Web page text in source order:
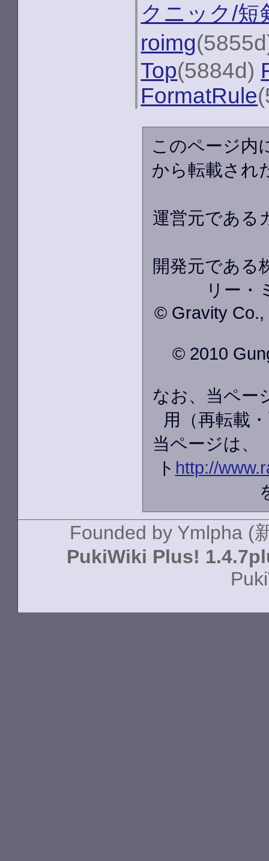
クニック/短
roimg
Top(5884d)
FormatRule
このページ内
から転載され
運営元である
開発元である
リー・
© Gravity Co.,
© 2010
なお、当ペー
用（再転載
当ページは、
ト http://
Founded by Ymlpha (
PukiWiki Plus!